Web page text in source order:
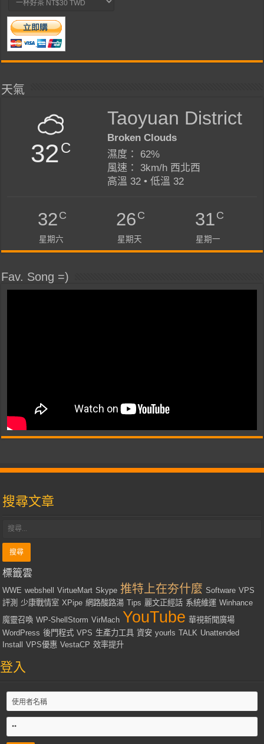
天氣
32C
Taoyuan District
Broken Clouds
濕度： 62%
風速： 3km/h 西北西
高溫 32 • 低溫 32
32C
星期六
26C
星期天
31C
星期一
Fav. Song =)
搜尋文章
標籤雲
WWE webshell VirtueMart Skype 推特上在夯什麼 Software VPS
評測 少康戰情室 XPipe 網路酸路湯 Tips 麗文正經話 系統維運 Winhance
魔靈召喚 WP-ShellStorm VirMach YouTube 華視新聞廣場
WordPress 後門程式 VPS 生產力工具 資安 yourls TALK Unattended
Install
VPS優惠 VestaCP 效率提升
登入